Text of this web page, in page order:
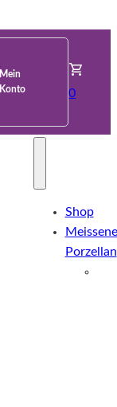
Mein
Konto
0
Shop
Porzellan